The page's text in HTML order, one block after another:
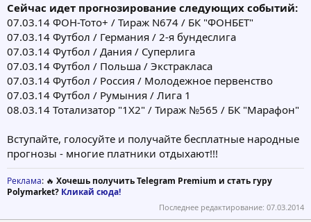
Сейчас идет прогнозирование следующих событий:
07.03.14 ФОН-Тото+ / Тираж N674 / БК "ФОНБЕТ"
07.03.14 Футбол / Германия / 2-я бундеслига
07.03.14 Футбол / Дания / Суперлига
07.03.14 Футбол / Польша / Экстракласа
07.03.14 Футбол / Россия / Молодежное первенство
07.03.14 Футбол / Румыния / Лига 1
08.03.14 Тотализатор "1Х2" / Тираж №565 / БК "Марафон"
Вступайте, голосуйте и получайте бесплатные народные
прогнозы - многие платники отдыхают!!!
Реклама: 🔥 Хочешь получить Telegram Premium и стать гуру
Polymarket? Кликай сюда!
Последнее редактирование: 07.03.2014